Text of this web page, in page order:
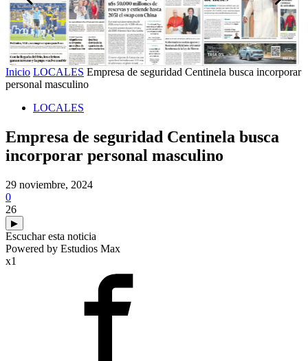
Inicio LOCALES Empresa de seguridad Centinela busca incorporar
personal masculino
LOCALES
Empresa de seguridad Centinela busca
incorporar personal masculino
29 noviembre, 2024
0
26
▶
Escuchar esta noticia
Powered by Estudios Max
x1